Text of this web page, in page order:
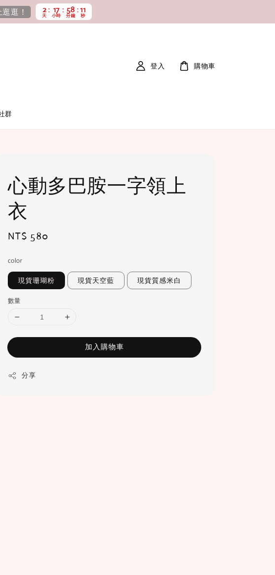
逛！ 2
天
17
小時
58
分鐘
9
秒
群
登入 購物車
心動多巴胺一字領上
衣
Regular
NT$ 580
color
現貨珊瑚粉 現貨天空藍 現貨質感米白
數量
加入購物車
分享